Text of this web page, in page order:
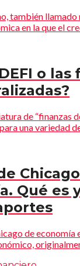
también llamado
en la que el
o las
de “finanzas
una variedad
Qué es
de economía